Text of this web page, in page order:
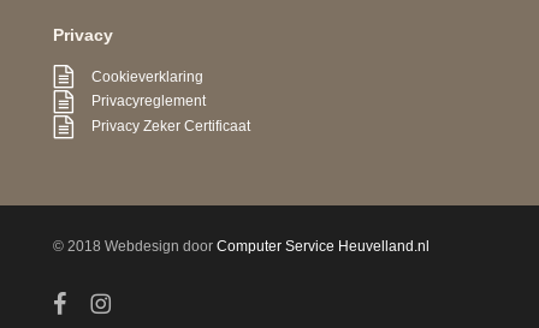
Privacy
Cookieverklaring
Privacyreglement
Privacy Zeker Certificaat
© 2018 Webdesign doorComputer Service Heuvelland.nl
facebookinstagram